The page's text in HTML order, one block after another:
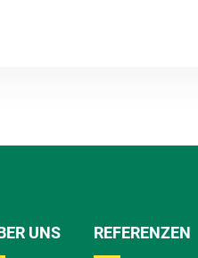
UNS REFERENZEN